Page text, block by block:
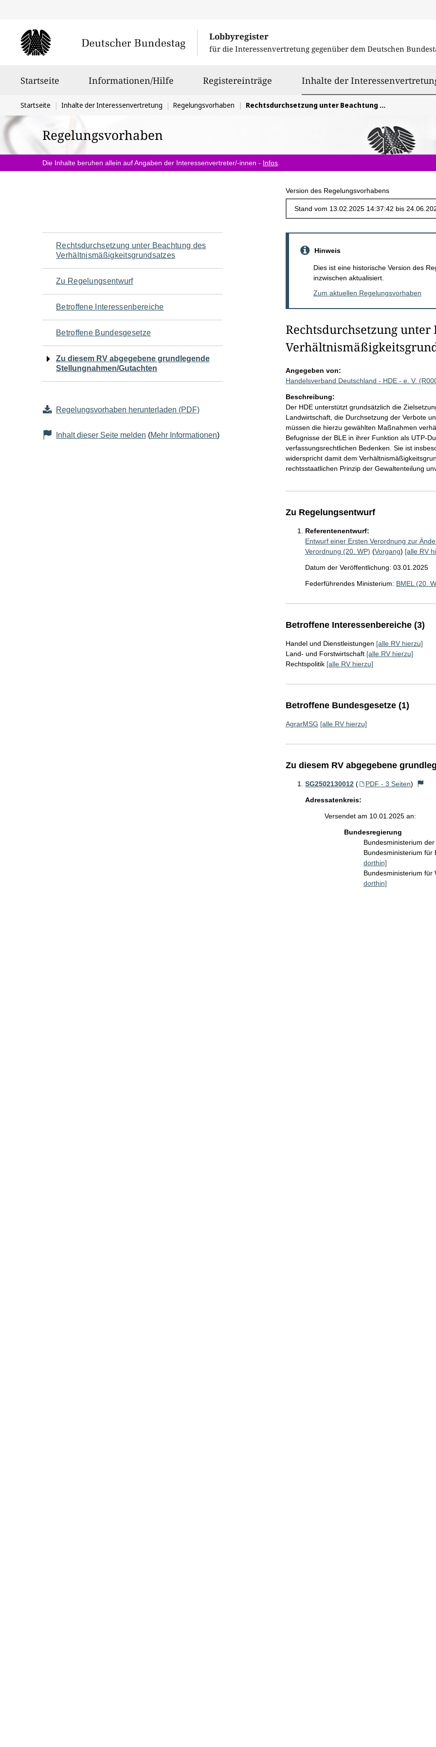
Lobbyregister
für die Interessenvertretung gegenüber dem Deutschen
Startseite Informationen/Hilfe Registereinträge Inhalte der
Sie
befinden
sich
hier:
Startseite Inhalte der Interessenvertretung Regelungsvorhaben Rechtsdurchsetzung unter Beachtung des Verhältnismäßigkeitsgrundsatzes
Regelungsvorhaben
Die Inhalte beruhen allein auf Angaben der Interessenvertreter/-innen - Infos
Version des Regelungsvorhabens
Navigation
für
den
Seiteninhalt
Rechtsdurchsetzung unter Beachtung des
Verhältnismäßigkeitsgrundsatzes
Zu Regelungsentwurf
Betroffene Interessenbereiche
Betroffene Bundesgesetze
Zu diesem RV abgegebene grundlegende
Stellungnahmen/Gutachten
Regelungsvorhaben herunterladen (PDF)
Inhalt dieser Seite melden (Mehr Informationen)
Hinweis
Dies ist eine historische Version des
inzwischen aktualisiert.
Zum aktuellen Regelungsvorhaben
Rechtsdurchsetzung unter
Angegeben von:
Handelsverband Deutschland - HDE - e. V.
Beschreibung:
Der HDE unterstützt grundsätzlich die
Landwirtschaft, die Durchsetzung der Verbote
müssen die hierzu gewählten Maßnahmen
Befugnisse der BLE in ihrer Funktion als UTP-
verfassungsrechtlichen Bedenken. Sie ist
widerspricht damit dem
rechtsstaatlichen Prinzip der Gewaltenteilung
Zu Regelungsentwurf
Referentenentwurf:
Entwurf einer Ersten Verordnung zur
Verordnung (20. WP) (Vorgang) [alle RV
Datum der Veröffentlichung: 03.01.2025
Federführendes Ministerium: BMEL (20.
Betroffene Interessenbereiche (3)
Handel und Dienstleistungen [alle RV hierzu]
Land- und Forstwirtschaft [alle RV hierzu]
Rechtspolitik [alle RV hierzu]
Betroffene Bundesgesetze (1)
AgrarMSG [alle RV hierzu]
Zu diesem RV abgegebene
SG2502130012 ( PDF - 3 Seiten)
Adressatenkreis:
Versendet am 10.01.2025 an:
Bundesregierung
Bundesministerium
Bundesministerium
dorthin]
Bundesministerium für
dorthin]